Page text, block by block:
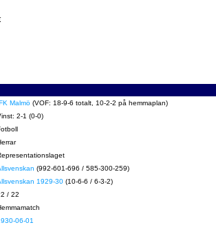
Malmö (VOF: 18-9-6 totalt, 10-2-2 på hemmaplan)
2-1 (0-0)
(992-601-696 / 585-300-259)
1929-30 (10-6-6 / 6-3-2)
/ 22
06-01